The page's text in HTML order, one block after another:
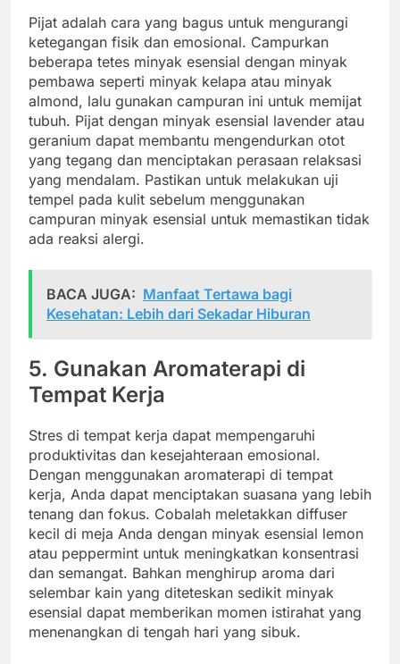
Pijat adalah cara yang bagus untuk mengurangi
ketegangan fisik dan emosional. Campurkan
beberapa tetes minyak esensial dengan minyak
pembawa seperti minyak kelapa atau minyak
almond, lalu gunakan campuran ini untuk memijat
tubuh. Pijat dengan minyak esensial lavender atau
geranium dapat membantu mengendurkan otot
yang tegang dan menciptakan perasaan relaksasi
yang mendalam. Pastikan untuk melakukan uji
tempel pada kulit sebelum menggunakan
campuran minyak esensial untuk memastikan tidak
ada reaksi alergi.
BACA JUGA: Manfaat Tertawa bagi
Kesehatan: Lebih dari Sekadar Hiburan
5. Gunakan Aromaterapi di
Tempat Kerja
Stres di tempat kerja dapat mempengaruhi
produktivitas dan kesejahteraan emosional.
Dengan menggunakan aromaterapi di tempat
kerja, Anda dapat menciptakan suasana yang lebih
tenang dan fokus. Cobalah meletakkan diffuser
kecil di meja Anda dengan minyak esensial lemon
atau peppermint untuk meningkatkan konsentrasi
dan semangat. Bahkan menghirup aroma dari
selembar kain yang diteteskan sedikit minyak
esensial dapat memberikan momen istirahat yang
menenangkan di tengah hari yang sibuk.